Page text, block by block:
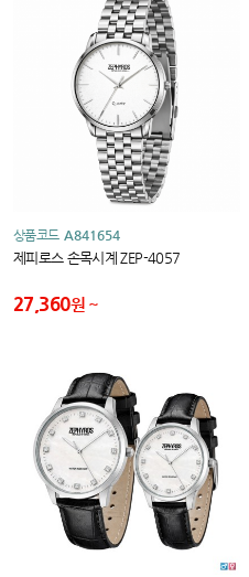
상품코드 A841654
제피로스 손목시계 ZEP-4057
27,360원